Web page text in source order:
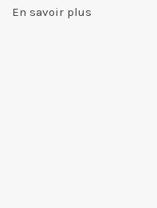
En savoir plus